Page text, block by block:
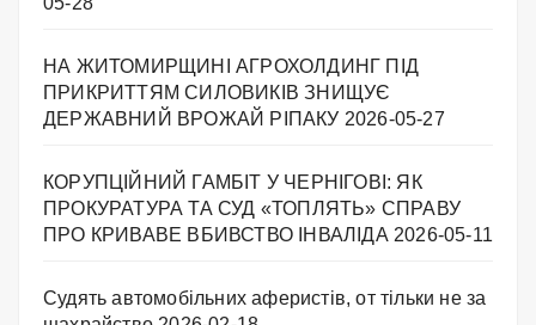
НА ЖИТОМИРЩИНІ АГРОХОЛДИНГ ПІД
ПРИКРИТТЯМ СИЛОВИКІВ ЗНИЩУЄ
ДЕРЖАВНИЙ ВРОЖАЙ РІПАКУ ​ 2026-05-27
КОРУПЦІЙНИЙ ГАМБІТ У ЧЕРНІГОВІ: ЯК
ПРОКУРАТУРА ТА СУД «ТОПЛЯТЬ» СПРАВУ
ПРО КРИВАВЕ ВБИВСТВО ІНВАЛІДА 2026-05-11
Судять автомобільних аферистів, от тільки не за